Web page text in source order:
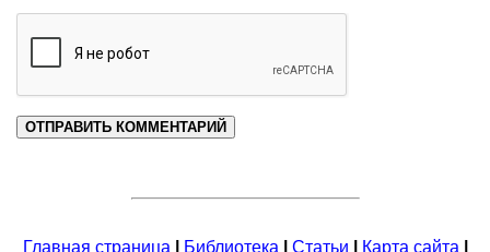
Главная страница Библиотека Статьи Карта сайта